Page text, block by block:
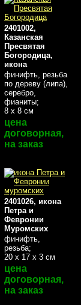
2401002,
Казанская
Пресвятая
Богородица,
икона
финифть, резьба
по дереву (липа),
серебро,
фианиты;
8 х 8 см
цена
договорная,
на заказ
2401026, икона
Петра и
Февронии
Муромских
финифть,
резьба;
20 х 17 х 3 см
цена
договорная,
на заказ